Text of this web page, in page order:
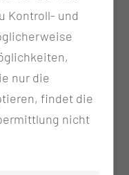
IM
Kontroll- und
nur die
findet die
nicht